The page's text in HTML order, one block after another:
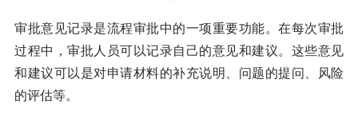
审批意见记录是流程审批中的一项重要功能。在每次审批
过程中，审批人员可以记录自己的意见和建议。这些意见
和建议可以是对申请材料的补充说明、问题的提问、风险
的评估等。